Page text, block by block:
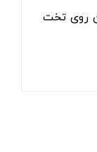
روی تخت